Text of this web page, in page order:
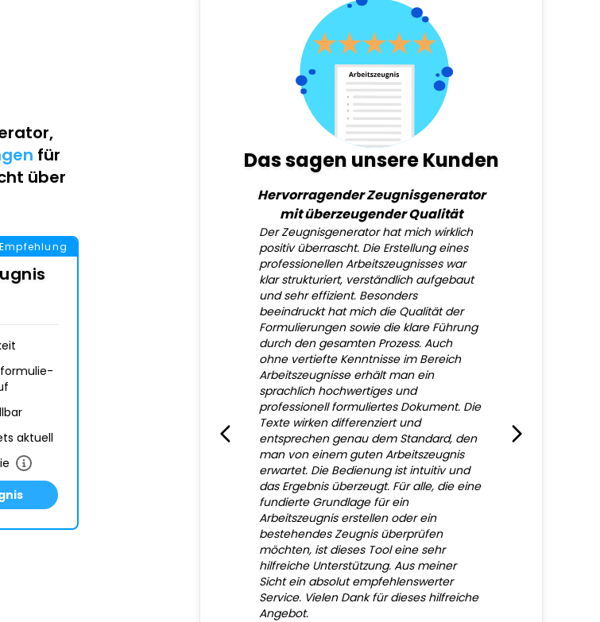
,
für
über
aktuell
Das sagen unsere Kunden
Hervorragender Zeugnisgenerator
mit überzeugender Qualität
Der Zeugnisgenerator hat mich wirklich
positiv überrascht. Die Erstellung eines
professionellen Arbeitszeugnisses war
klar strukturiert, verständlich aufgebaut
und sehr effizient. Besonders
beeindruckt hat mich die Qualität der
Formulierungen sowie die klare Führung
durch den gesamten Prozess. Auch
ohne vertiefte Kenntnisse im Bereich
Arbeitszeugnisse erhält man ein
sprachlich hochwertiges und
professionell formuliertes Dokument. Die
Texte wirken differenziert und
entsprechen genau dem Standard, den
man von einem guten Arbeitszeugnis
erwartet. Die Bedienung ist intuitiv und
das Ergebnis überzeugt. Für alle, die eine
fundierte Grundlage für ein
Arbeitszeugnis erstellen oder ein
bestehendes Zeugnis überprüfen
möchten, ist dieses Tool eine sehr
hilfreiche Unterstützung. Aus meiner
Sicht ein absolut empfehlenswerter
Service. Vielen Dank für dieses hilfreiche
Angebot.